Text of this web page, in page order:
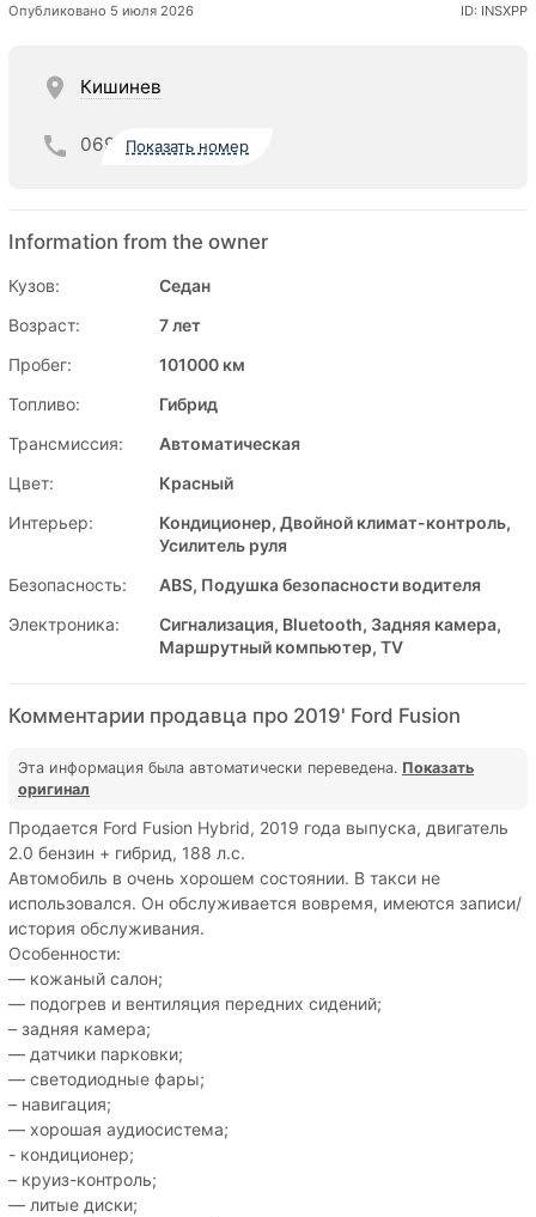
Опубликовано 5 июля 2026 ID: INSXPP
Кишинев
069 Показать номер
Information from the owner
Кузов:
Седан
Возраст:
7 лет
Пробег:
101000 км
Топливо:
Гибрид
Трансмиссия:
Автоматическая
Цвет:
Красный
Интерьер:
Кондиционер, Двойной климат-контроль,
Усилитель руля
Безопасность:
ABS, Подушка безопасности водителя
Электроника:
Сигнализация, Bluetooth, Задняя камера,
Маршрутный компьютер, TV
Комментарии продавца про 2019' Ford Fusion
Эта информация была автоматически переведена. Показать
оригинал
Продается Ford Fusion Hybrid, 2019 года выпуска, двигатель
2.0 бензин + гибрид, 188 л.с.
Автомобиль в очень хорошем состоянии. В такси не
использовался. Он обслуживается вовремя, имеются записи/
история обслуживания.
Особенности:
— кожаный салон;
— подогрев и вентиляция передних сидений;
– задняя камера;
— датчики парковки;
— светодиодные фары;
– навигация;
— хорошая аудиосистема;
- кондиционер;
– круиз-контроль;
— литые диски;